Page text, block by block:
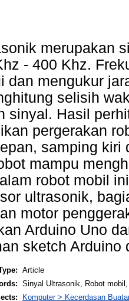
merupakan
- 400 Khz.
dan mengukur
selisih
sinyal. Hasil
pergerakan
samping kiri
mampu
robot mobil
ultrasonik,
motor
Arduino Uno
sketch Arduino
Article
Sinyal Ultrasonik, Robot
Komputer > Kecerdasan